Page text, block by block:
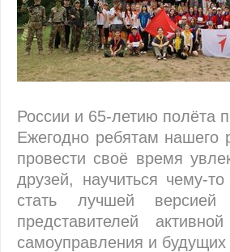
России и 65-летию полёта
Ежегодно ребятам нашего
провести своё время
друзей, научиться чему-
стать лучшей
представителей
самоуправления и